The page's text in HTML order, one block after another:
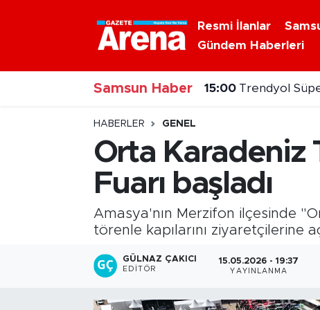
Resmi İlanlar
Gündem Haberleri
Samsun Haber 14:46 Samsun'da
HABERLER GENEL
Orta Karadeniz
Fuarı başladı
Amasya'nın Merzifon ilçesinde
törenle kapılarını ziyaretçilerine
GÜLNAZ ÇAKICI
EDITÖR
15.05.2026 - 19:37
YAYINLANMA
Nöbetçi Eczaneler
Hava Durumu
Samsun Namaz Vakitleri
Trafik Durumu
Süper Lig Puan Durumu ve Fikstür
Tüm Manşetler
Son Dakika Haberleri
Haber Arşivi